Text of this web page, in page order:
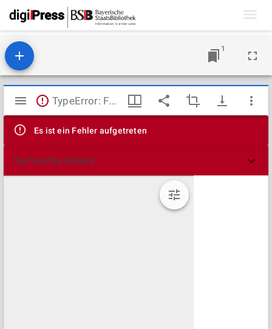
1
Mirador
Viewer
TypeError: Failed to fetch
Es ist ein Fehler aufgetreten
Technische Details